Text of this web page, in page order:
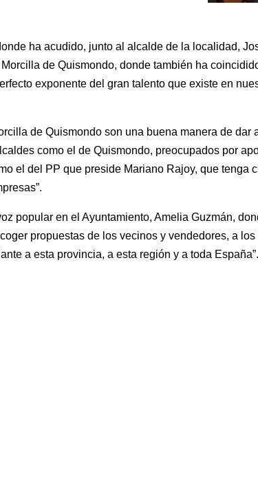
ha acudido, junto al alcalde de la localidad,
de Quismondo, donde también ha
exponente del gran talento que existe en
de Quismondo son una buena manera de dar
como el de Quismondo, preocupados por
el del PP que preside Mariano Rajoy, que tenga
popular en el Ayuntamiento, Amelia Guzmán,
propuestas de los vecinos y vendedores, a los
a esta provincia, a esta región y a toda España”.